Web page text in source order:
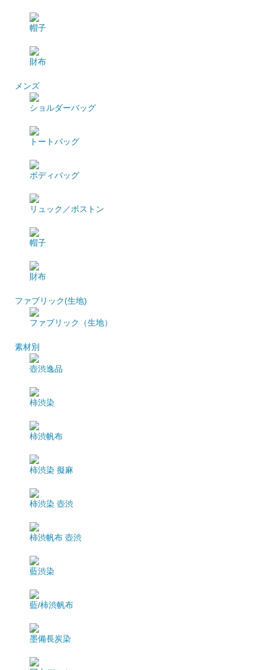
帽子
財布
メンズ
ショルダーバッグ
トートバッグ
ボディバッグ
リュック／ボストン
帽子
財布
ファブリック(生地)
ファブリック（生地）
素材別
壺渋逸品
柿渋染
柿渋帆布
柿渋染 擬麻
柿渋染 壺渋
柿渋帆布 壺渋
藍渋染
藍/柿渋帆布
墨備長炭染